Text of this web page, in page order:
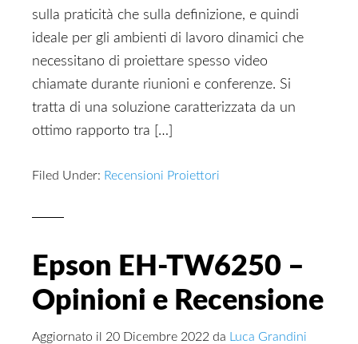
sulla praticità che sulla definizione, e quindi
ideale per gli ambienti di lavoro dinamici che
necessitano di proiettare spesso video
chiamate durante riunioni e conferenze. Si
tratta di una soluzione caratterizzata da un
ottimo rapporto tra […]
Filed Under: Recensioni Proiettori
Epson EH-TW6250 –
Opinioni e Recensione
Aggiornato il 20 Dicembre 2022 da Luca Grandini